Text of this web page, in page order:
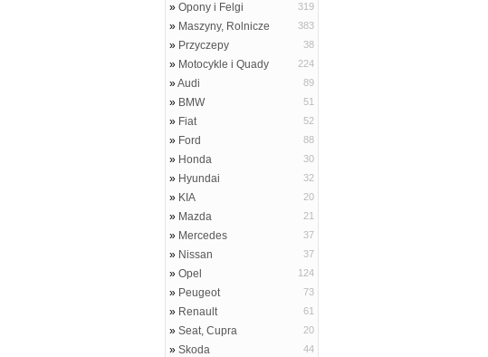
» Opony i Felgi 319
» Maszyny, Rolnicze 383
» Przyczepy 38
» Motocykle i Quady 224
»Audi 89
» BMW 51
» Fiat 52
» Ford 88
» Honda 30
» Hyundai 32
» KIA 20
» Mazda 21
» Mercedes 37
» Nissan 37
» Opel 124
» Peugeot 73
» Renault 61
» Seat, Cupra 20
» Skoda 44